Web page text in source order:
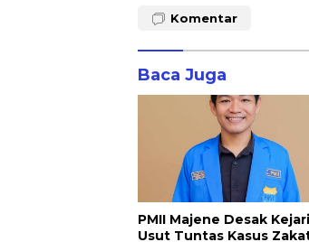
Komentar
Baca Juga
PMII Majene Desak Kejari
Usut Tuntas Kasus